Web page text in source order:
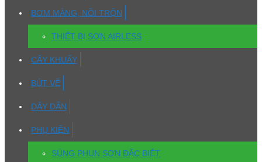
BƠM MÀNG, NỒI TRỘN
THIẾT BỊ SƠN AIRLESS
CÂY KHUẤY
BÚT VẼ
DÂY DẪN
PHỤ KIỆN
SÚNG PHUN SƠN ĐẶC BIỆT